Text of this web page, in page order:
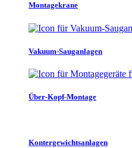
Montagekrane
Vakuum-Sauganlagen
Über-Kopf-Montage
Kontergewichtsanlagen